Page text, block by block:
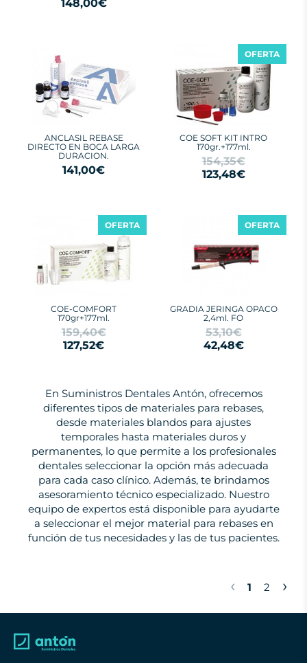
148,00€
ANCLASIL REBASE
DIRECTO EN BOCA LARGA
DURACION.
141,00€
COE SOFT KIT INTRO
170gr.+177ml.
154,35€
123,48€
OFERTA
COE-COMFORT
170gr+177ml.
159,40€
127,52€
OFERTA
GRADIA JERINGA OPACO
2,4ml. FO
53,10€
42,48€
OFERTA
En Suministros Dentales Antón, ofrecemos
diferentes tipos de materiales para rebases,
desde materiales blandos para ajustes
temporales hasta materiales duros y
permanentes, lo que permite a los profesionales
dentales seleccionar la opción más adecuada
para cada caso clínico. Además, te brindamos
asesoramiento técnico especializado. Nuestro
equipo de expertos está disponible para ayudarte
a seleccionar el mejor material para rebases en
función de tus necesidades y las de tus pacientes.
‹ 1 2 ›